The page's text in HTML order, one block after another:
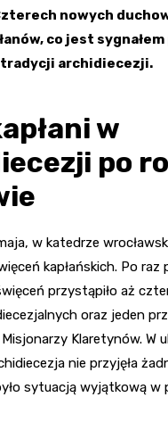
nowych
co jest
archidiecezji.
w
po
w katedrze
kapłańskich. Po raz
przystąpiło aż
oraz jeden
Klaretynów. W
nie przyjęła
sytuacją wyjątkową